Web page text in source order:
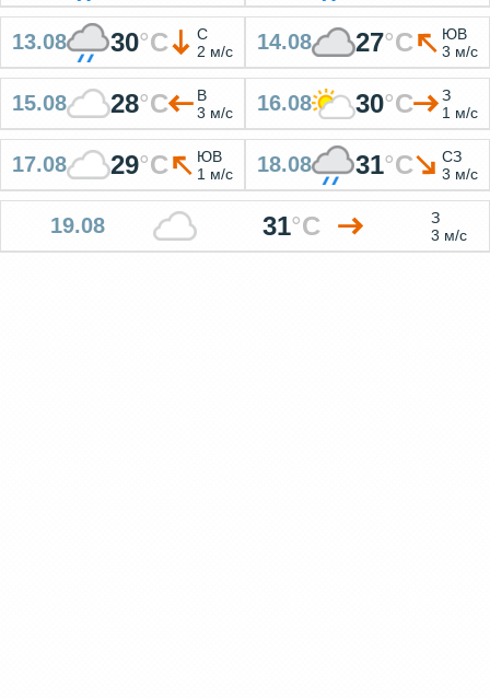
13.08 30°C
С
2 м/с
14.08 27°C
ЮВ
3 м/с
15.08 28°C
В
3 м/с
16.08 30°C
З
1 м/с
17.08 29°C
ЮВ
1 м/с
18.08 31°C
СЗ
3 м/с
19.08 31°C
З
3 м/с